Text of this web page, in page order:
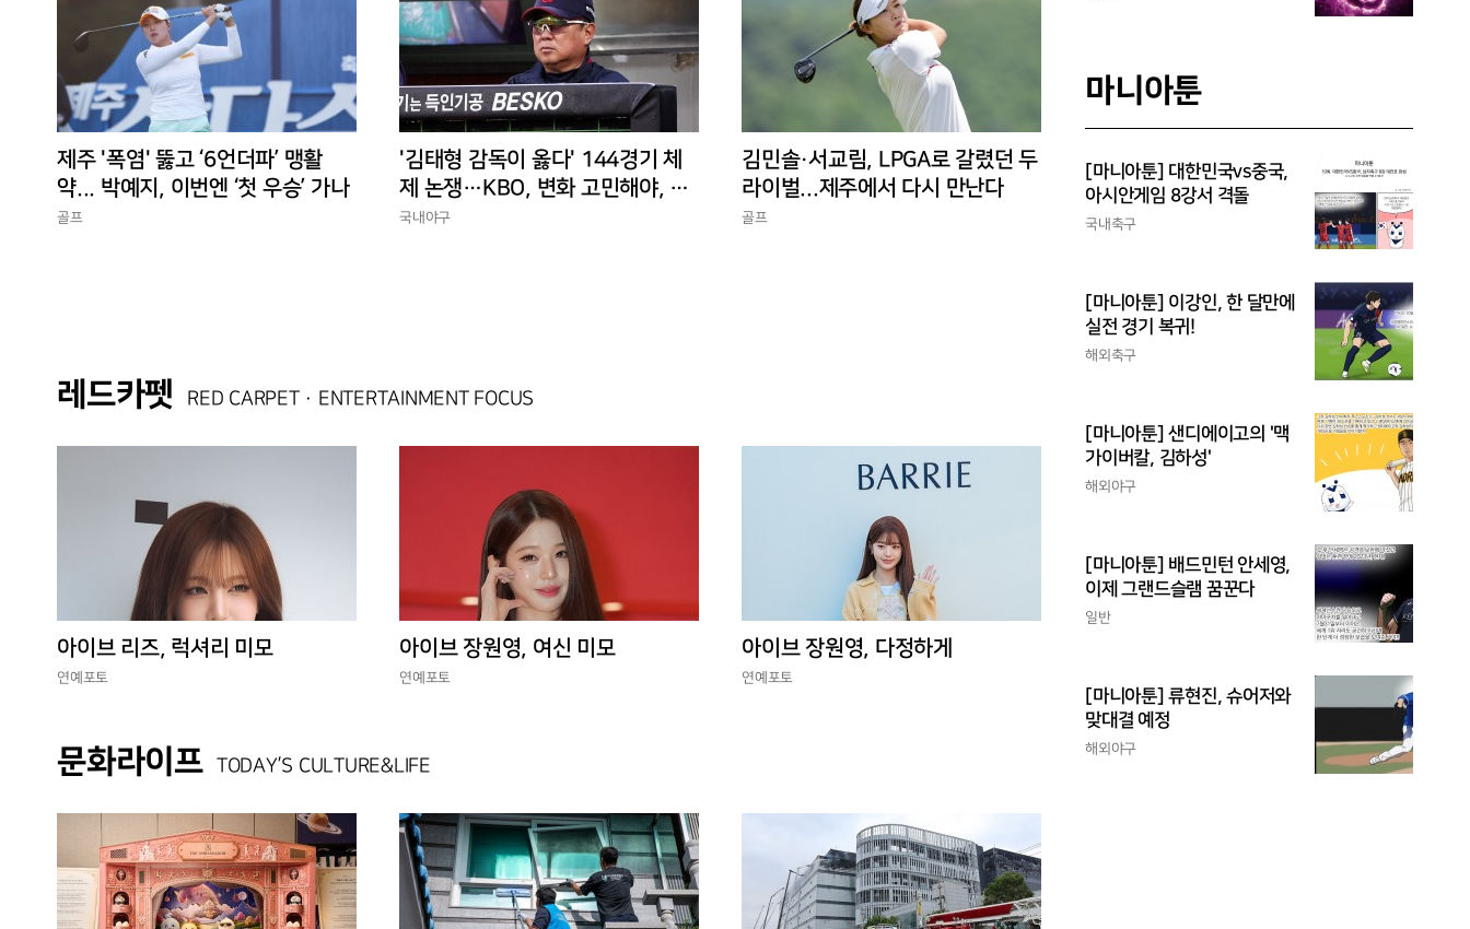
제주 '폭염' 뚫고 ‘6언더파’ 맹활
약... 박예지, 이번엔 ‘첫 우승’ 가나
골프
'김태형 감독이 옳다' 144경기 체
제 논쟁…KBO, 변화 고민해야, 환
경에 맞는 경기 수가 바람직
국내야구
김민솔·서교림, LPGA로 갈렸던 두
라이벌...제주에서 다시 만난다
골프
레드카펫 RED CARPET · ENTERTAINMENT FOCUS
아이브 리즈, 럭셔리 미모
연예포토
아이브 장원영, 여신 미모
연예포토
아이브 장원영, 다정하게
연예포토
문화라이프 TODAY’S CULTURE&LIFE
마니아툰
[마니아툰] 대한민국vs중국,
아시안게임 8강서 격돌
국내축구
[마니아툰] 이강인, 한 달만에
실전 경기 복귀!
해외축구
[마니아툰] 샌디에이고의 '맥
가이버칼, 김하성'
해외야구
[마니아툰] 배드민턴 안세영,
이제 그랜드슬램 꿈꾼다
일반
[마니아툰] 류현진, 슈어저와
맞대결 예정
해외야구